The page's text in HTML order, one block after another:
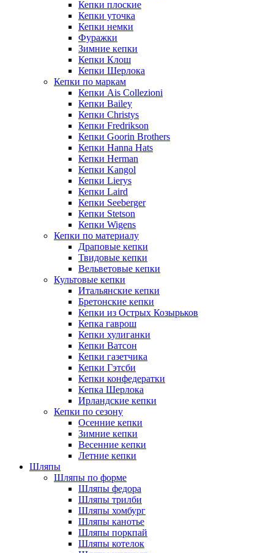
Кепки плоские
Кепки уточка
Кепки немки
Фуражки
Зимние кепки
Кепки Клош
Кепки Шерлока
Кепки по маркам
Кепки Ais Collezioni
Кепки Bailey
Кепки Christys
Кепки Fredrikson
Кепки Goorin Brothers
Кепки Hanna Hats
Кепки Herman
Кепки Kangol
Кепки Lierys
Кепки Laird
Кепки Seeberger
Кепки Stetson
Кепки Wigens
Кепки по материалу
Драповые кепки
Твидовые кепки
Вельветовые кепки
Культовые кепки
Итальянские кепки
Бретонские кепки
Кепки из Острых Козырьков
Кепка гаврош
Кепки хулиганки
Кепки Ватсон
Кепки газетчика
Кепки Гэтсби
Кепки конфедератки
Кепка Шерлока
Ирландские кепки
Кепки по сезону
Осенние кепки
Зимние кепки
Весенние кепки
Летние кепки
Шляпы
Шляпы по форме
Шляпы федора
Шляпы трилби
Шляпы хомбург
Шляпы канотье
Шляпы поркпай
Шляпы котелок